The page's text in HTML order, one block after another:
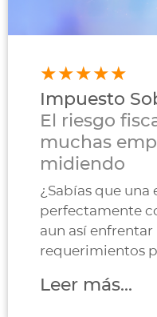
Impuesto
El riesgo
muchas
midiendo
¿Sabías que
perfectamente
aun así
requerimientos
Leer más...